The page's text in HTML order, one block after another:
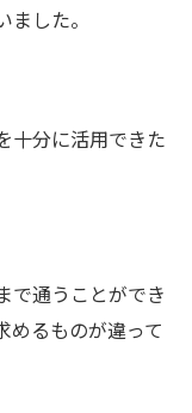
ました。
十分に活用できた
で通うことができ
めるものが違って